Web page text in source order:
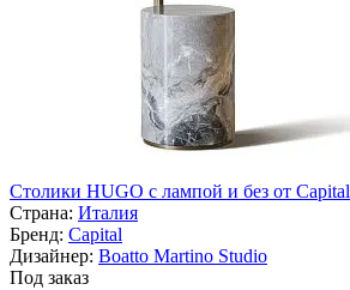
Cтолики HUGO с лампой и без от Capital
Страна: Италия
Бренд: Capital
Дизайнер: Boatto Martino Studio
Под заказ